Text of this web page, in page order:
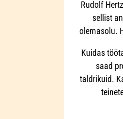
Rudolf
sellist
olemasolu.
Kuidas
saad
taldrikuid.